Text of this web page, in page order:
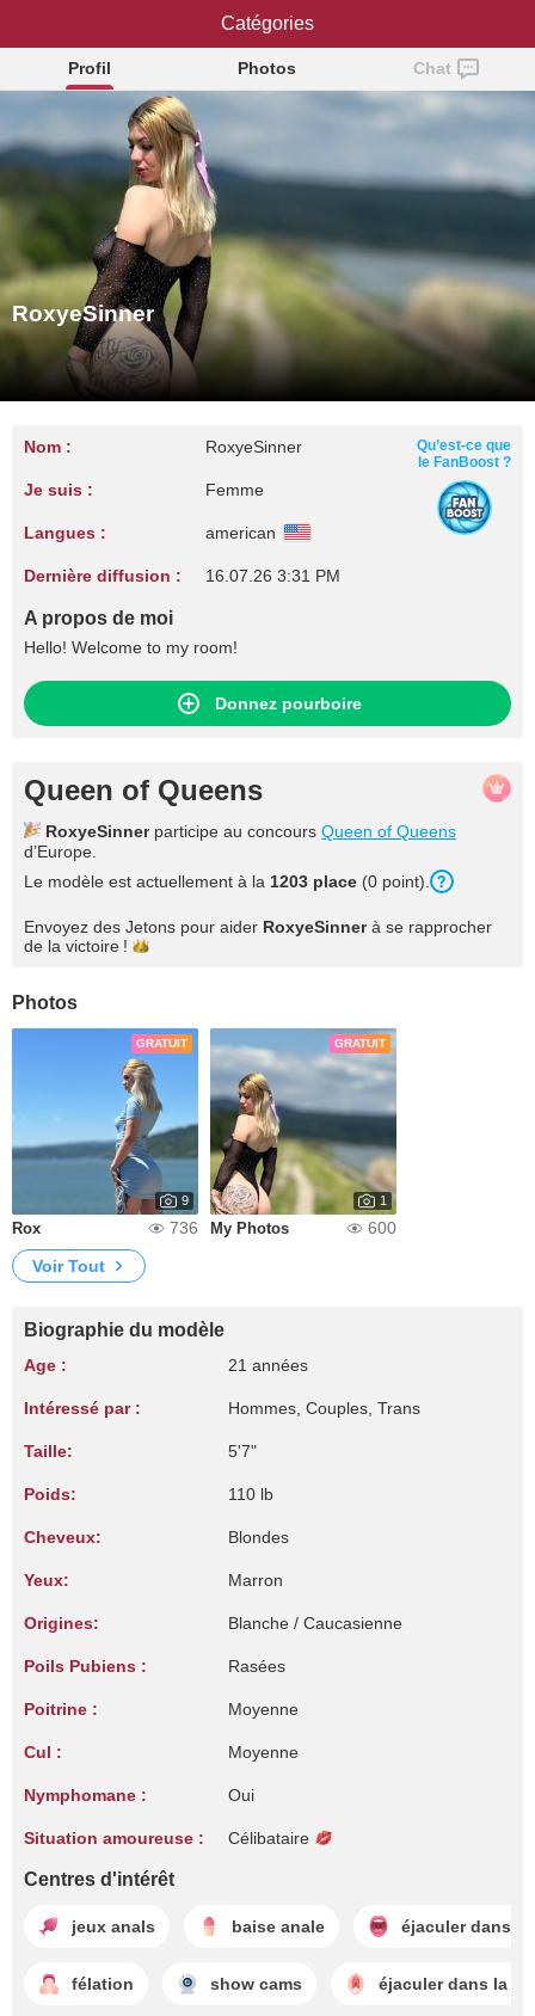
RoxyeSinner
Profil Photos Chat
RoxyeSinner
Nom : RoxyeSinner
Je suis : Femme
Langues : american
Dernière diffusion : 16.07.26 3:31 PM
Qu’est-ce que
le FanBoost ?
A propos de moi
Hello! Welcome to my room!
Donnez pourboire
Queen of Queens
RoxyeSinner participe au concours Queen of Queens
d’Europe.
Le modèle est actuellement à la 1203 place (0 point).
Envoyez des Jetons pour aider RoxyeSinner à se rapprocher
de la victoire !
Photos
GRATUIT
9
Rox 736
GRATUIT
1
My Photos
600
Voir Tout
Biographie du modèle
Age : 21 années
Intéressé par : Hommes, Couples, Trans
Taille: 5'7"
Poids: 110 lb
Cheveux: Blondes
Yeux: Marron
Origines: Blanche / Caucasienne
Poils Pubiens : Rasées
Poitrine : Moyenne
Cul : Moyenne
Nymphomane : Oui
Situation amoureuse : Célibataire
Centres d'intérêt
jeux anals baise anale éjaculer dans
félation show cams éjaculer dans la
Catégories